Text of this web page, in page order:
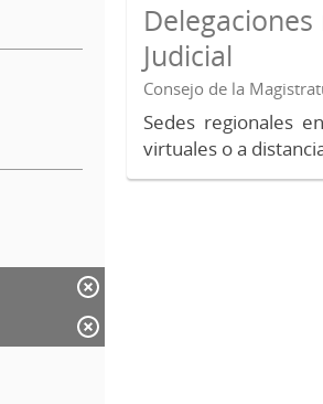
Judicial
Consejo de la
Sedes regionales
virtuales o a